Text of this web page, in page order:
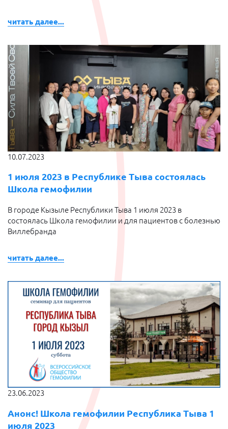
читать далее...
10.07.2023
1 июля 2023 в Республике Тыва состоялась
Школа гемофилии
В городе Кызыле Республики Тыва 1 июля 2023 в
состоялась Школа гемофилии и для пациентов с болезнью
Виллебранда
читать далее...
23.06.2023
Анонс! Школа гемофилии Республика Тыва 1
июля 2023